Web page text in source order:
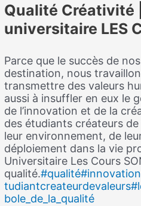
Qualité Créativité
universitaire LES
Parce que le succès de
destination, nous
transmettre des valeurs
aussi à insuffler en eux le
de l’innovation et de la
des étudiants créateurs
leur environnement, de
déploiement dans la vie
Universitaire Les Cours
qualité.#qualité#innovation
tudiantcreateurdevaleurs
bole_de_la_qualité